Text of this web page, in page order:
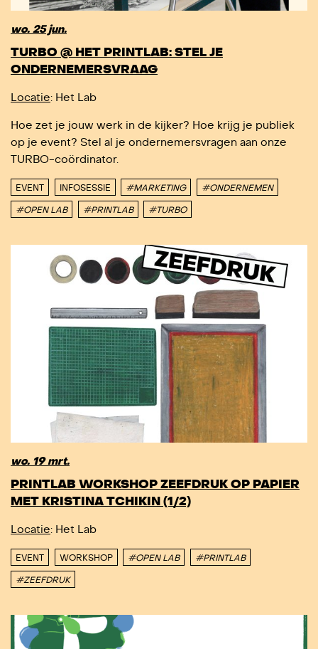
wo. 25 jun.
TURBO @ HET PRINTLAB: STEL JE
ONDERNEMERSVRAAG
Locatie: Het Lab
Hoe zet je jouw werk in de kijker? Hoe krijg je publiek
op je event? Stel al je ondernemersvragen aan onze
TURBO-coördinator.
EVENT INFOSESSIE #MARKETING #ONDERNEMEN
#OPEN LAB #PRINTLAB #TURBO
wo. 19 mrt.
PRINTLAB WORKSHOP ZEEFDRUK OP PAPIER
MET KRISTINA TCHIKIN (1/2)
Locatie: Het Lab
EVENT WORKSHOP #OPEN LAB #PRINTLAB
#ZEEFDRUK